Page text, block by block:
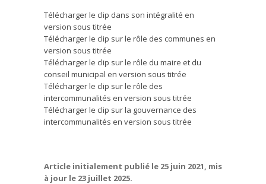
Télécharger le clip dans son intégralité en
version sous titrée
Télécharger le clip sur le rôle des communes en
version sous titrée
Télécharger le clip sur le rôle du maire et du
conseil municipal en version sous titrée
Télécharger le clip sur le rôle des
intercommunalités en version sous titrée
Télécharger le clip sur la gouvernance des
intercommunalités en version sous titrée
Article initialement publié le 25 juin 2021, mis
à jour le 23 juillet 2025.